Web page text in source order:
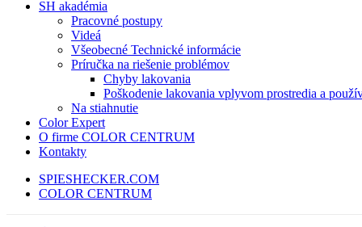
SH akadémia
Pracovné postupy
Videá
Všeobecné Technické informácie
Príručka na riešenie problémov
Chyby lakovania
Poškodenie lakovania vplyvom prostredia a
Na stiahnutie
Color Expert
O firme COLOR CENTRUM
Kontakty
SPIESHECKER.COM
COLOR CENTRUM